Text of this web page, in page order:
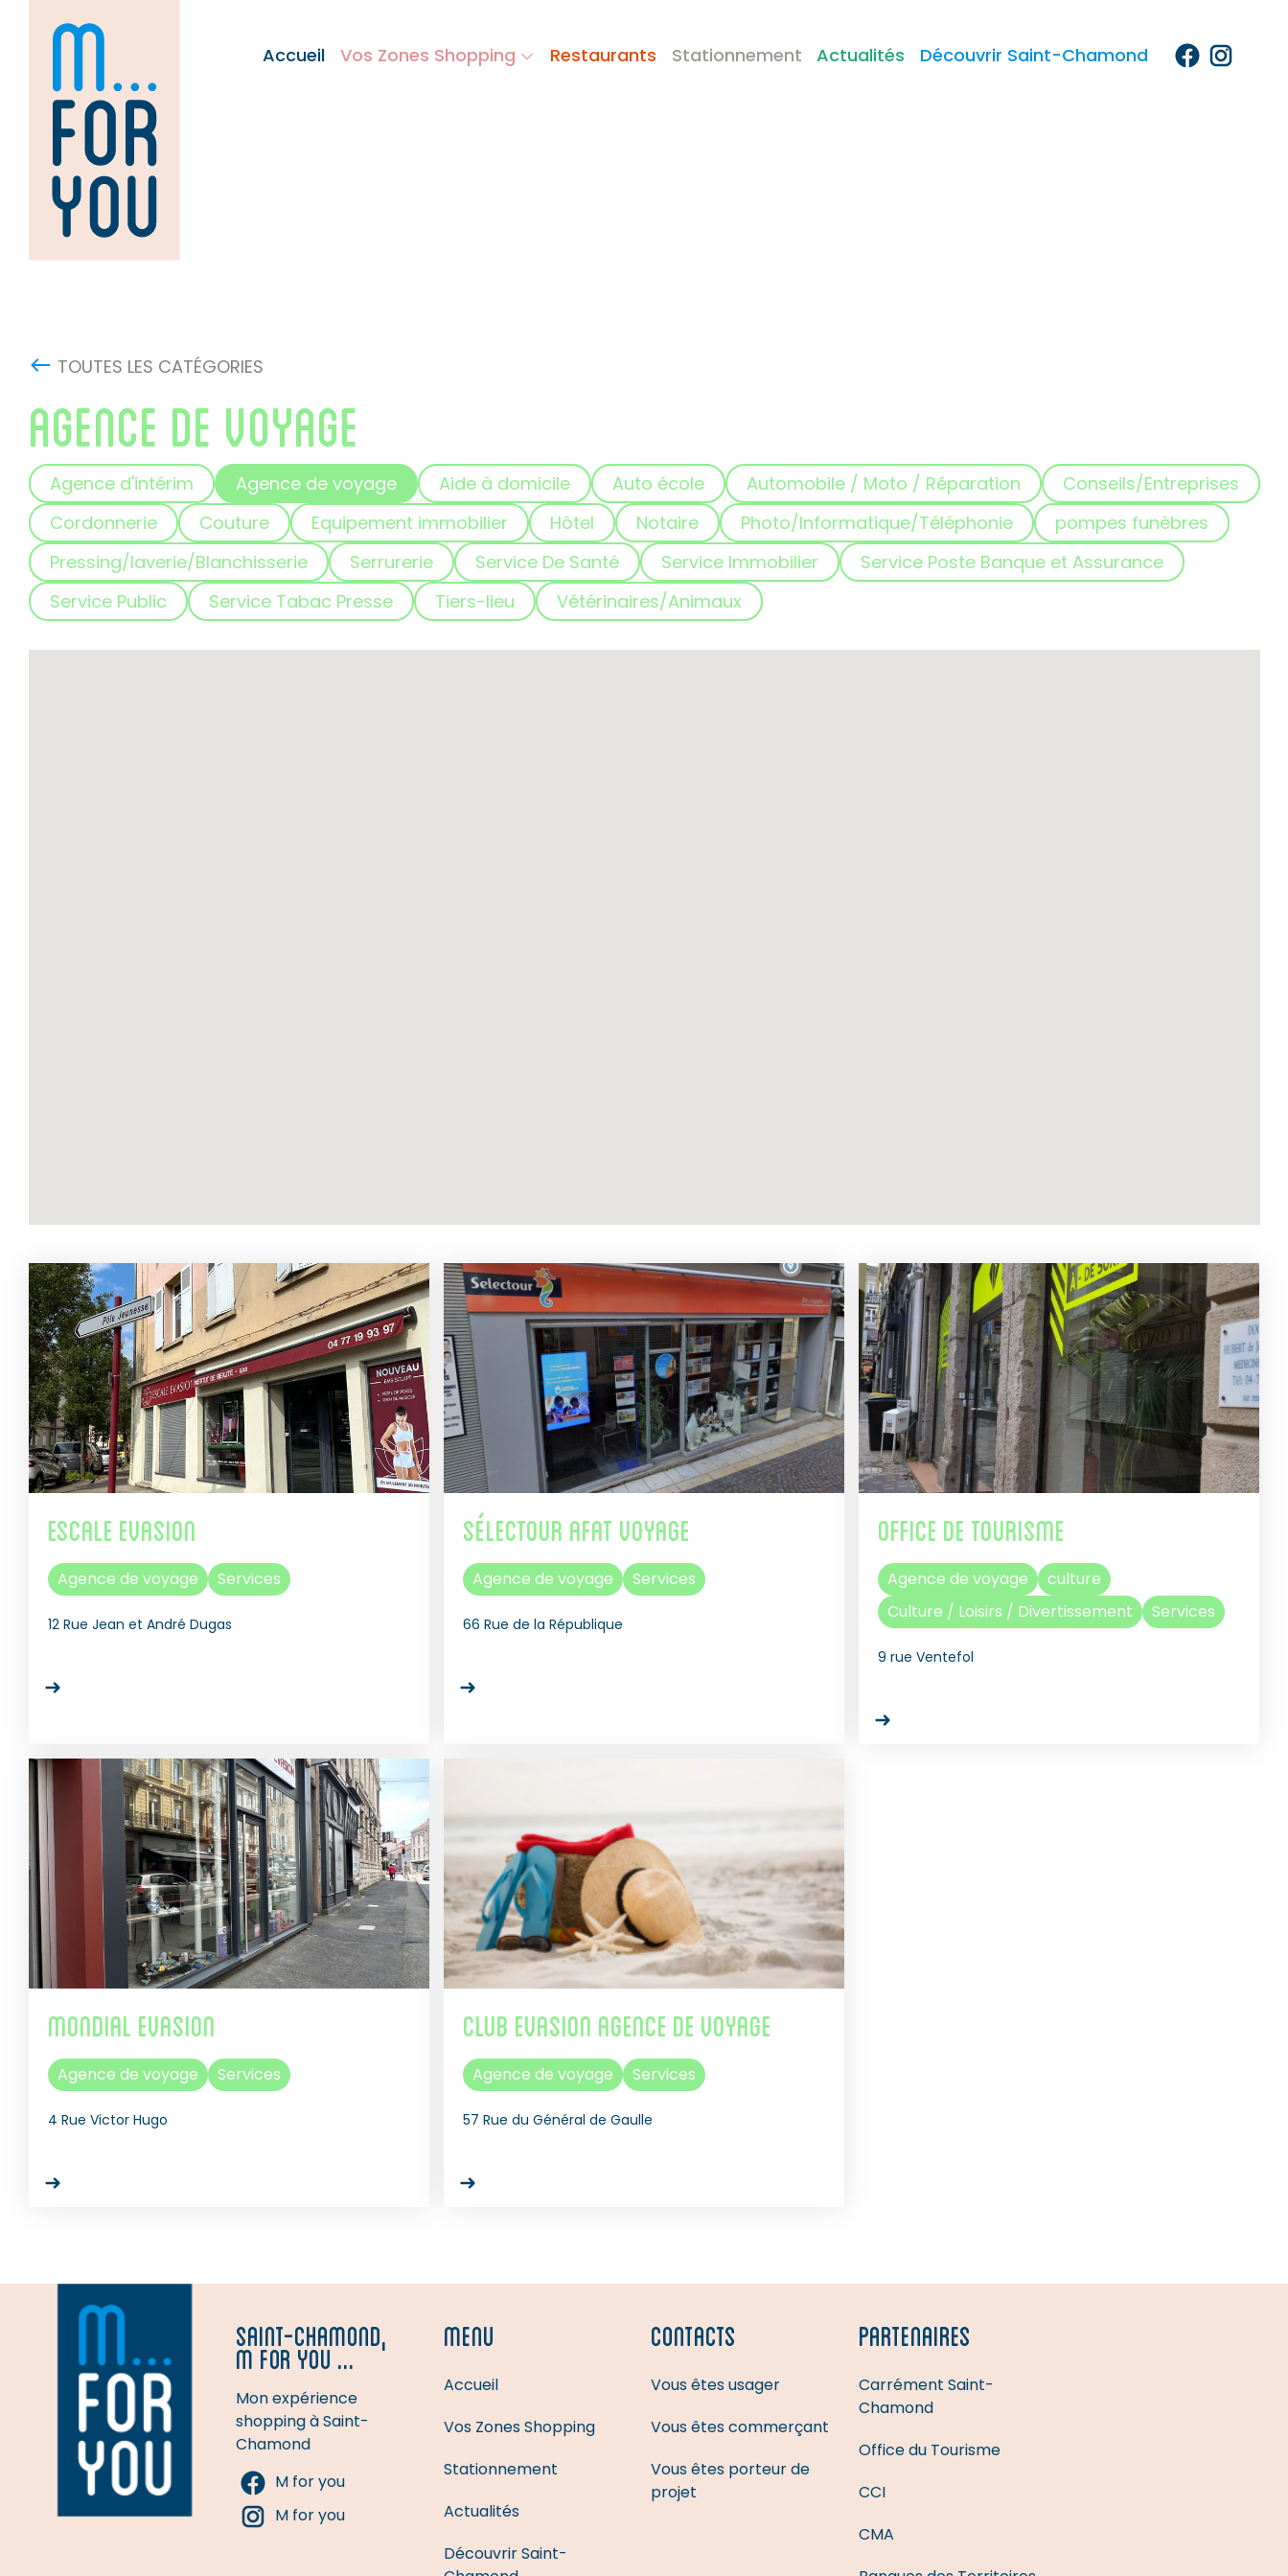
Accueil Vos Zones Shopping Restaurants Stationnement Actualités Découvrir Saint-Chamond
TOUTES LES CATÉGORIES
AGENCE DE VOYAGE
Agence d'intérim Agence de voyage Aide à domicile Auto école Automobile / Moto / Réparation
Conseils/Entreprises
Cordonnerie
Couture Equipement immobilier Hôtel Notaire Photo/Informatique/Téléphonie
pompes funèbres
Pressing/laverie/Blanchisserie
Serrurerie Service De Santé Service Immobilier
Service Poste Banque et Assurance
Service Public
Service Tabac Presse Tiers-lieu Vétérinaires/Animaux
Escale Evasion
Agence de voyage Services
12 Rue Jean et André Dugas
Sélectour Afat Voyage
Agence de voyage Services
66 Rue de la République
Office de Tourisme
Agence de voyage
culture
Culture / Loisirs / Divertissement
Services
9 rue Ventefol
Mondial Evasion
Agence de voyage Services
4 Rue Victor Hugo
Club Evasion Agence de Voyage
Agence de voyage Services
57 Rue du Général de Gaulle
SAINT-CHAMOND,
M FOR YOU ...
Mon expérience
shopping à Saint-
Chamond
M for you
M for you
MENU
Accueil
Vos Zones Shopping
Stationnement
Actualités
Découvrir Saint-
CONTACTS
Vous êtes usager
Vous êtes commerçant
Vous êtes porteur de
projet
PARTENAIRES
Carrément Saint-
Chamond
Office du Tourisme
CCI
CMA